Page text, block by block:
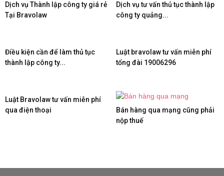
Dịch vụ Thành lập công ty giá rẻ
Tại Bravolaw
Dịch vụ tư vấn thủ tục thành lập
công ty quảng...
Điều kiện cần để làm thủ tục
thành lập công ty...
Luật bravolaw tư vấn miễn phí
tổng đài 19006296
Luật Bravolaw tư vấn miễn phí
qua điện thoại
Bán hàng qua mạng cũng phải
nộp thuế